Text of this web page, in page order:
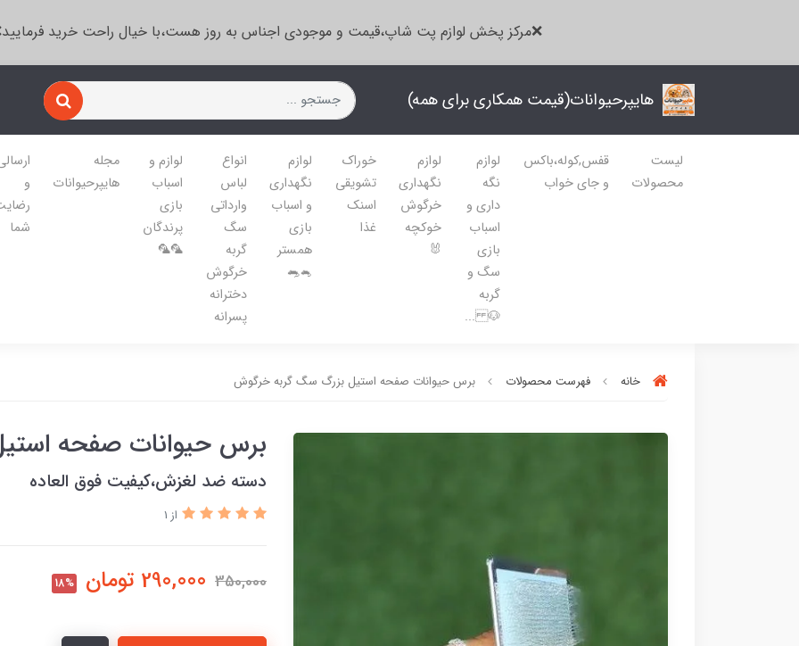
❌مرکز پخش لوازم پت شاپ،قیمت و موجودی اجناس به روز هست،با خیال راحت خرید
هایپرحیوانات(قیمت همکاری برای همه)
لیست
محصولات
قفس,کوله،باکس
و جای خواب
لوازم
نگه
داری و
اسباب
بازی
سگ و
گربه
🐶 ...
لوازم
نگهداری
خرگوش
خوکچه
🐰
خوراک
تشویقی
اسنک
غذا
لوازم
نگهداری
و اسباب
بازی
همستر
🐁🐀
انواع
لباس
وارداتی
سگ
گربه
خرگوش
دخترانه
پسرانه
لوازم و
اسباب
بازی
پرندگان
🦜🦜
مجله
هایپرحیوانات
و
شما
خانه فهرست محصولات برس حیوانات صفحه استیل بزرگ سگ گربه خرگوش
برس حیوانات صفحه
دسته ضد لغزش،کیفیت فوق العاده
از 1
350,000
290,000 تومان 18%